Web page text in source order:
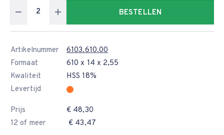
BESTELLEN
Artikelnummer
6103.610.00
Formaat
610 x 14 x 2,55
Kwaliteit
HSS 18%
Levertijd
Prijs
€ 48,30
12 of meer
€ 43,47